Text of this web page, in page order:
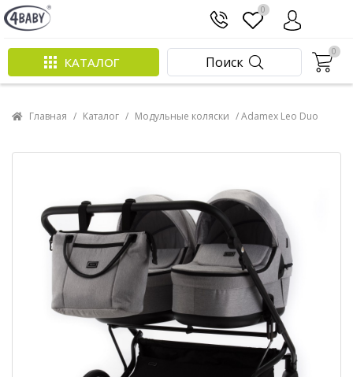
КАТАЛОГ Поиск
0
0
Главная / Каталог / Модульные коляски / Adamex Leo Duo